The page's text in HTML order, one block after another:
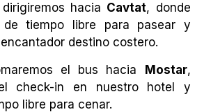
hacia Cavtat, donde
de tiempo libre para pasear y
destino costero.
el bus hacia Mostar,
check-in en nuestro hotel y
libre para cenar.